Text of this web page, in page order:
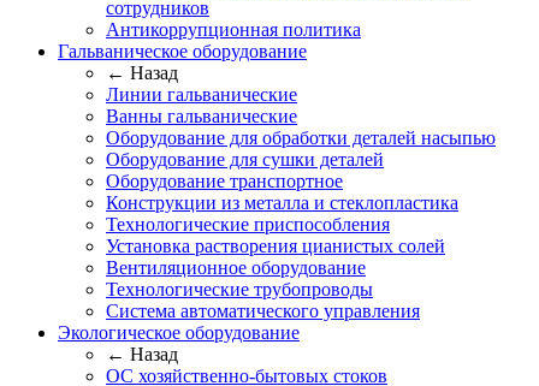
сотрудников
Антикоррупционная политика
Гальваническое оборудование
← Назад
Линии гальванические
Ванны гальванические
Оборудование для обработки деталей насыпью
Оборудование для сушки деталей
Оборудование транспортное
Конструкции из металла и стеклопластика
Технологические приспособления
Установка растворения цианистых солей
Вентиляционное оборудование
Технологические трубопроводы
Система автоматического управления
Экологическое оборудование
← Назад
ОС хозяйственно-бытовых стоков